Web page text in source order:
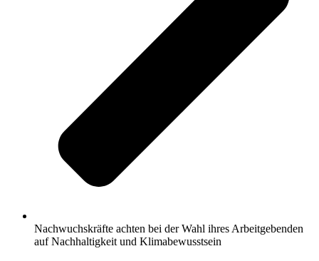
Nachwuchskräfte achten bei der Wahl ihres Arbeitgebenden
auf Nachhaltigkeit und Klimabewusstsein